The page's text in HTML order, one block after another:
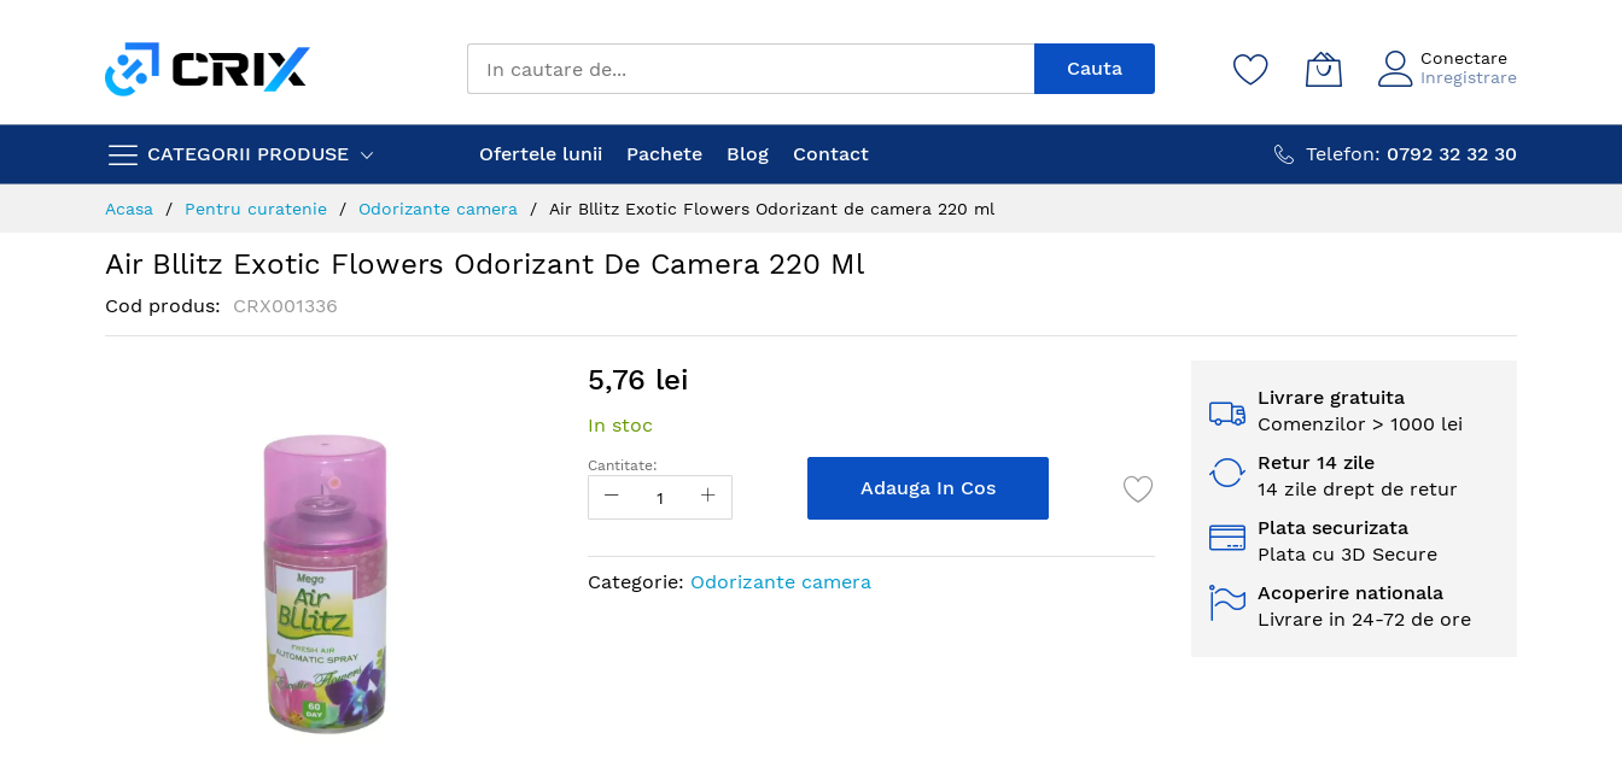
CATEGORII PRODUSE
Cauta
Conectare
Inregistrare
Ofertele lunii Pachete Blog Contact Telefon: 0792 32 32 30
Acasa Pentru curatenie Odorizante camera Air Bllitz Exotic Flowers Odorizant de camera 220 ml
Air Bllitz Exotic Flowers Odorizant De Camera 220 Ml
Cod produs CRX001336
5,76 lei
In stoc
Cantitate:
Adauga In Cos
Categorie: Odorizante camera
Livrare gratuita
Comenzilor > 1000 lei
Retur 14 zile
14 zile drept de retur
Plata securizata
Plata cu 3D Secure
Acoperire nationala
Livrare in 24-72 de ore